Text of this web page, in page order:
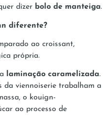
dizer bolo de manteiga.
diferente?
ao croissant,
própria.
laminação caramelizada.
da viennoiserie trabalham a
o kouign-
ao processo de